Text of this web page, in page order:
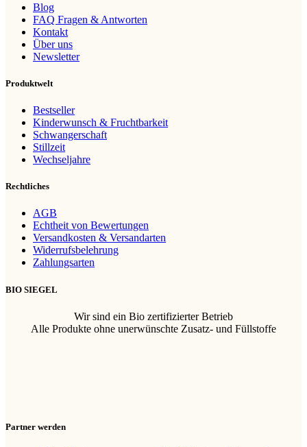
Blog
FAQ Fragen & Antworten
Kontakt
Über uns
Newsletter
Produktwelt
Bestseller
Kinderwunsch & Fruchtbarkeit
Schwangerschaft
Stillzeit
Wechseljahre
Rechtliches
AGB
Echtheit von Bewertungen
Versandkosten & Versandarten
Widerrufsbelehrung
Zahlungsarten
BIO SIEGEL
Wir sind ein Bio zertifizierter Betrieb
Alle Produkte ohne unerwünschte Zusatz- und Füllstoffe
Partner werden